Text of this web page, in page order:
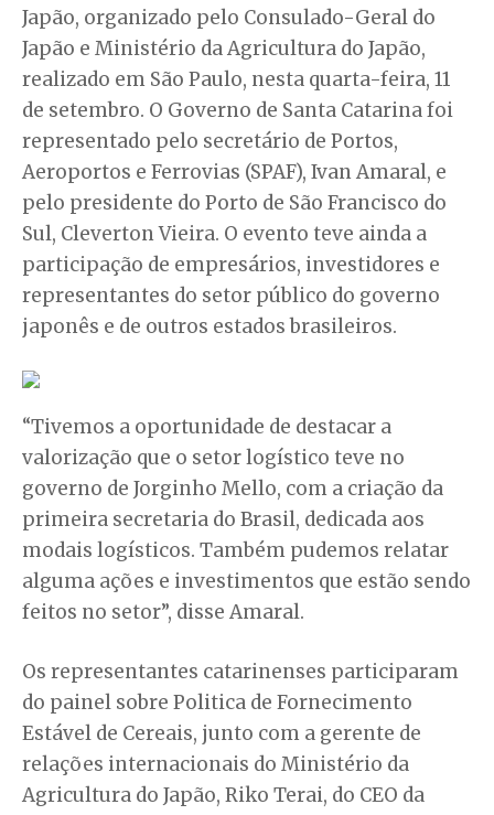
Japão, organizado pelo Consulado-Geral do
Japão e Ministério da Agricultura do Japão,
realizado em São Paulo, nesta quarta-feira, 11
de setembro. O Governo de Santa Catarina foi
representado pelo secretário de Portos,
Aeroportos e Ferrovias (SPAF), Ivan Amaral, e
pelo presidente do Porto de São Francisco do
Sul, Cleverton Vieira. O evento teve ainda a
participação de empresários, investidores e
representantes do setor público do governo
japonês e de outros estados brasileiros.
“Tivemos a oportunidade de destacar a
valorização que o setor logístico teve no
governo de Jorginho Mello, com a criação da
primeira secretaria do Brasil, dedicada aos
modais logísticos. Também pudemos relatar
alguma ações e investimentos que estão sendo
feitos no setor”, disse Amaral.
Os representantes catarinenses participaram
do painel sobre Politica de Fornecimento
Estável de Cereais, junto com a gerente de
relações internacionais do Ministério da
Agricultura do Japão, Riko Terai, do CEO da